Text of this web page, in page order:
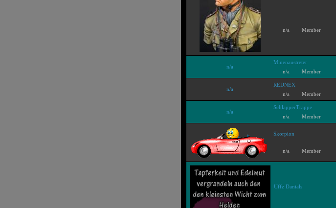
n/a Member
n/a
Minenaustreter
n/a
Member
n/a
REDNEX
n/a
Member
n/a
SchlapperTrappe
n/a
Member
Skorpion
n/a Member
Uffz Danials